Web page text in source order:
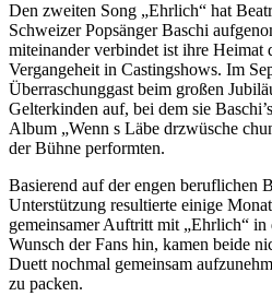
Den zweiten Song „Ehrlich“ hat
Schweizer Popsänger Baschi
miteinander verbindet ist ihre Heimat
Vergangeheit in Castingshows. Im
Überraschunggast beim großen
Gelterkinden auf, bei dem sie
Album „Wenn s Läbe drzwüsche
der Bühne performten.
Basierend auf der engen beruflichen
Unterstützung resultierte einige
gemeinsamer Auftritt mit „Ehrlich“
Wunsch der Fans hin, kamen beide
Duett nochmal gemeinsam
zu packen.